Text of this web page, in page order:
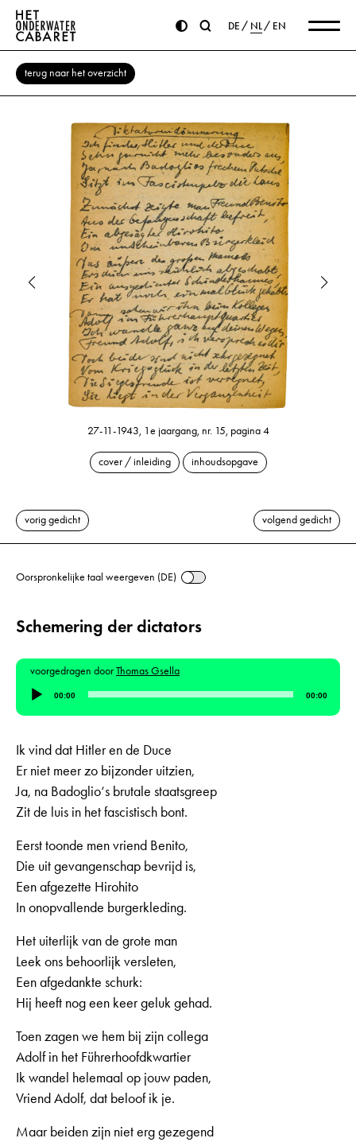
DE NL EN
terug naar het overzicht
27-11-1943, 1e jaargang, nr. 15, pagina 4
cover / inleiding inhoudsopgave
vorig gedicht volgend gedicht
Oorspronkelijke taal weergeven (DE)
Schemering der dictators
voorgedragen doorThomas Gsella
Audiospeler
00:00 00:00
Ik vind dat Hitler en de Duce
Er niet meer zo bijzonder uitzien,
Ja, na Badoglio‘s brutale staatsgreep
Zit de luis in het fascistisch bont.
Eerst toonde men vriend Benito,
Die uit gevangenschap bevrijd is,
Een afgezette Hirohito
In onopvallende burgerkleding.
Het uiterlijk van de grote man
Leek ons behoorlijk versleten,
Een afgedankte schurk:
Hij heeft nog een keer geluk gehad.
Toen zagen we hem bij zijn collega
Adolf in het Führerhoofdkwartier
Ik wandel helemaal op jouw paden,
Vriend Adolf, dat beloof ik je.
Maar beiden zijn niet erg gezegend